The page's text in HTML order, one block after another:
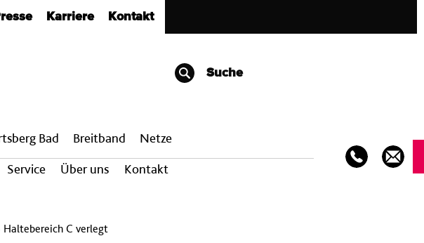
Karriere Kontakt
Suche
Service Über uns Kontakt
Bad Breit­band Netze
Haltebereich C verlegt